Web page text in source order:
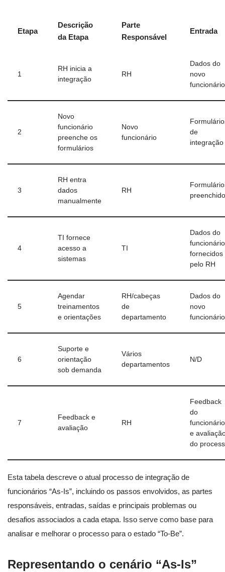
Etapa
Descrição
da Etapa
Parte
Responsável
Entrada
1
RH inicia a
integração
RH
Dados do
novo
funcionário
2
Novo
funcionário
preenche os
formulários
Novo
funcionário
de
integração
3
RH entra
dados
manualmente
RH
4
TI fornece
acesso a
sistemas
TI
Dados do
funcionário
fornecidos
pelo RH
5
Agendar
treinamentos
e orientações
RH/cabeças
de
departamento
Dados do
novo
funcionário
6
Suporte e
orientação
sob demanda
Vários
departamentos
N/D
7
Feedback e
avaliação
RH
Feedback
do
funcionário
e
do
Esta tabela descreve o atual processo de integração de
funcionários “As-Is”, incluindo os passos envolvidos, as partes
responsáveis, entradas, saídas e principais problemas ou
desafios associados a cada etapa. Isso serve como base para
analisar e melhorar o processo para o estado “To-Be”.
Representando o cenário “As-Is”